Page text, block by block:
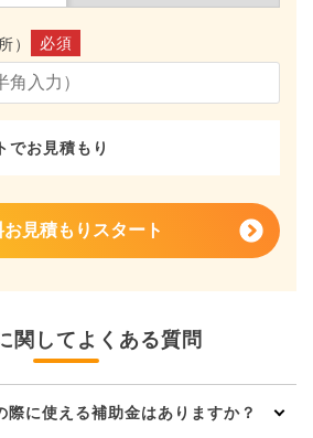
） 必須
でお見積もり
お見積もりスタート
関してよくある質問
際に使える補助金はありますか？